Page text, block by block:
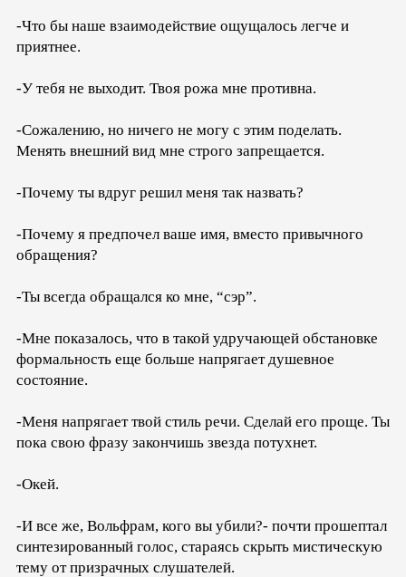
-Что бы наше взаимодействие ощущалось легче и
приятнее.
-У тебя не выходит. Твоя рожа мне противна.
-Сожалению, но ничего не могу с этим поделать.
Менять внешний вид мне строго запрещается.
-Почему ты вдруг решил меня так назвать?
-Почему я предпочел ваше имя, вместо привычного
обращения?
-Ты всегда обращался ко мне, “сэр”.
-Мне показалось, что в такой удручающей обстановке
формальность еще больше напрягает душевное
состояние.
-Меня напрягает твой стиль речи. Сделай его проще. Ты
пока свою фразу закончишь звезда потухнет.
-Окей.
-И все же, Вольфрам, кого вы убили?- почти прошептал
синтезированный голос, стараясь скрыть мистическую
тему от призрачных слушателей.